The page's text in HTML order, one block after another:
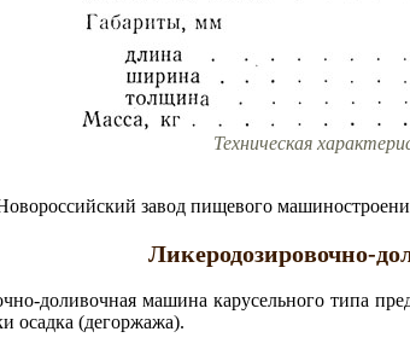
Техническая
завод пищевого
Ликеродозировочно-
доливочная машина карусельного типа
осадка (дегоржажа).